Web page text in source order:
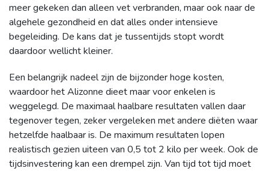
meer gekeken dan alleen vet verbranden, maar ook naar de
algehele gezondheid en dat alles onder intensieve
begeleiding. De kans dat je tussentijds stopt wordt
daardoor wellicht kleiner.
Een belangrijk nadeel zijn de bijzonder hoge kosten,
waardoor het Alizonne dieet maar voor enkelen is
weggelegd. De maximaal haalbare resultaten vallen daar
tegenover tegen, zeker vergeleken met andere diëten waar
hetzelfde haalbaar is. De maximum resultaten lopen
realistisch gezien uiteen van 0,5 tot 2 kilo per week. Ook de
tijdsinvestering kan een drempel zijn. Van tijd tot tijd moet